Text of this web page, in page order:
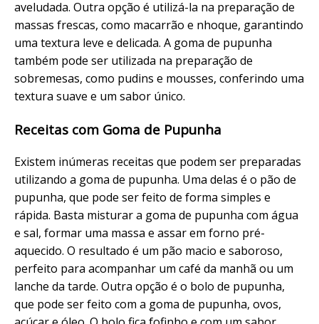
aveludada. Outra opção é utilizá-la na preparação de
massas frescas, como macarrão e nhoque, garantindo
uma textura leve e delicada. A goma de pupunha
também pode ser utilizada na preparação de
sobremesas, como pudins e mousses, conferindo uma
textura suave e um sabor único.
Receitas com Goma de Pupunha
Existem inúmeras receitas que podem ser preparadas
utilizando a goma de pupunha. Uma delas é o pão de
pupunha, que pode ser feito de forma simples e
rápida. Basta misturar a goma de pupunha com água
e sal, formar uma massa e assar em forno pré-
aquecido. O resultado é um pão macio e saboroso,
perfeito para acompanhar um café da manhã ou um
lanche da tarde. Outra opção é o bolo de pupunha,
que pode ser feito com a goma de pupunha, ovos,